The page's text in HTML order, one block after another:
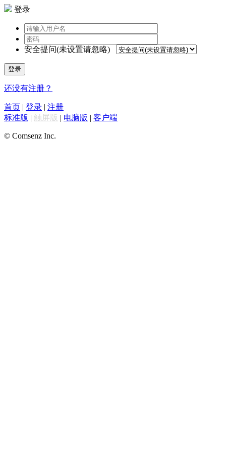
登录
安全提问(未设置请忽略)
登录
还没有注册？
首页 | 登录 | 注册
标准版 | 触屏版 | 电脑版 | 客户端
© Comsenz Inc.